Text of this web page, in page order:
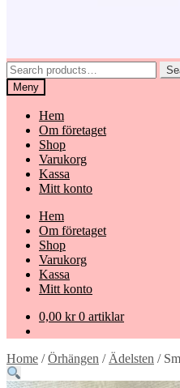
Search
for:Meny
Hem
Om företaget
Shop
Varukorg
Kassa
Mitt konto
Hem
Om företaget
Shop
Varukorg
Kassa
Mitt konto
0,00 kr 0 artiklar
Home /Örhängen / Ädelsten /